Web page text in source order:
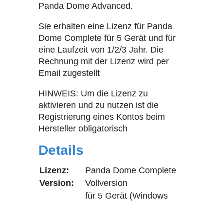
Panda Dome Advanced.
Sie erhalten eine Lizenz für Panda
Dome Complete für 5 Gerät und für
eine Laufzeit von 1/2/3 Jahr. Die
Rechnung mit der Lizenz wird per
Email zugestellt
HINWEIS: Um die Lizenz zu
aktivieren und zu nutzen ist die
Registrierung eines Kontos beim
Hersteller obligatorisch
Details
Lizenz:
Panda Dome Complete
Version:
Vollversion
für 5 Gerät (Windows